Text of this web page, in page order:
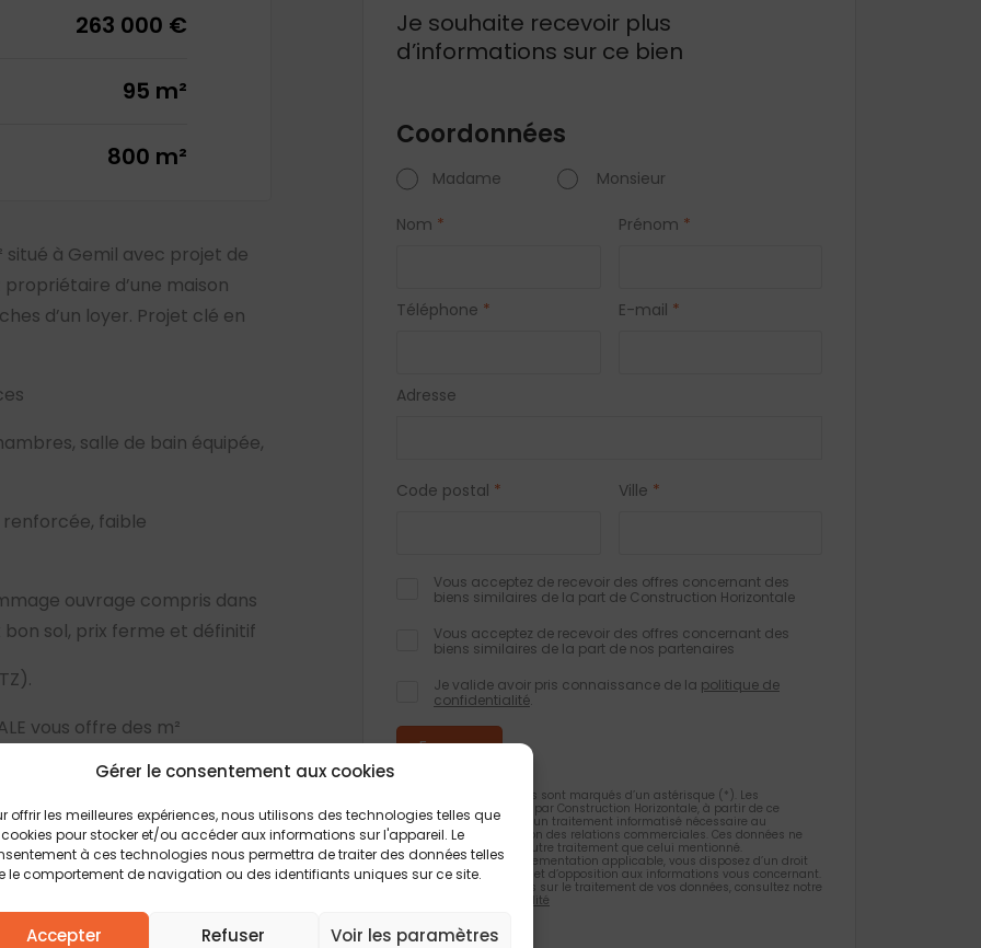
Gérer le consentement aux cookies
offrir les meilleures expériences, nous utilisons des technologies telles que
pour stocker et/ou accéder aux informations sur l'appareil. Le
à ces technologies nous permettra de traiter des données telles
le comportement de navigation ou des identifiants uniques sur ce site.
Accepter Refuser Voir les paramètres
263 000 €
95 m²
800 m²
à Gemil avec projet de
propriétaire d’une maison
d’un loyer. Projet clé en
salle de bain équipée,
faible
ouvrage compris dans
bon sol, prix ferme et définitif
vous offre des m²
une 4eme chambre ou
en agence).
de modifier le modèle
agence)
Je souhaite recevoir plus
d’informations sur ce bien
Coordonnées
Madame Monsieur
Nom * Prénom *
Téléphone * E-mail *
Adresse
Code postal * Ville *
Vous acceptez de recevoir des offres concernant des
biens similaires de la part de Construction Horizontale
Vous acceptez de recevoir des offres concernant des
biens similaires de la part de nos partenaires
Je valide avoir pris connaissance de la politique de
confidentialité.
Les champs obligatoires sont marqués d’un astérisque (*). Les
informations recueillies par Construction Horizontale, à partir de ce
formulaire, font l’objet d’un traitement informatisé nécessaire au
traitement et à la gestion des relations commerciales. Ces données ne
feront pas l’objet d’un autre traitement que celui mentionné.
Conformément à la règlementation applicable, vous disposez d’un droit
d’accès, de rectification et d’opposition aux informations vous concernant.
Pour plus d’informations sur le traitement de vos données, consultez notre
politique de confidentialité